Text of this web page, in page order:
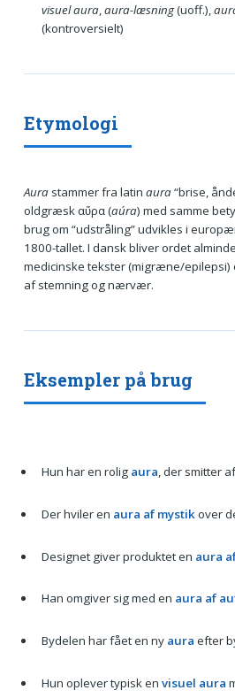
visuel aura, aura-læsning(uoff.),
(kontroversielt)
Etymologi
Aurastammer fra latin aura“brise,
oldgræsk αὔρα (aúra) med samme
brug om “udstråling” udvikles i
1800-tallet. I dansk bliver ordet
medicinske tekster (migræne/
af stemning og nærvær.
Eksempler på brug
Hun har en rolig aura, der smitter
Der hviler en aura af mystikover
Designet giver produktet en aura
Han omgiver sig med en aura af
Bydelen har fået en ny aura efter
Hun oplever typisk en visuel aura